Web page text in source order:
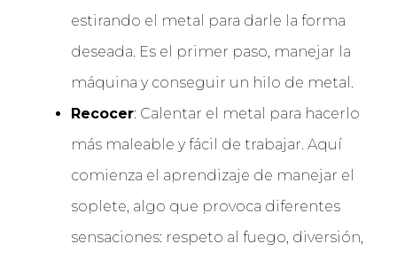
estirando el metal para darle la forma
deseada. Es el primer paso, manejar la
máquina y conseguir un hilo de metal.
Recocer: Calentar el metal para hacerlo
más maleable y fácil de trabajar. Aquí
comienza el aprendizaje de manejar el
soplete, algo que provoca diferentes
sensaciones: respeto al fuego, diversión,